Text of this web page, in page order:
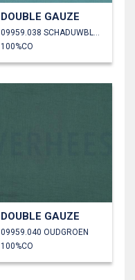
DOUBLE GAUZE
09959.038 SCHADUWBLAUW
100%CO
DOUBLE GAUZE
09959.040 OUDGROEN
100%CO